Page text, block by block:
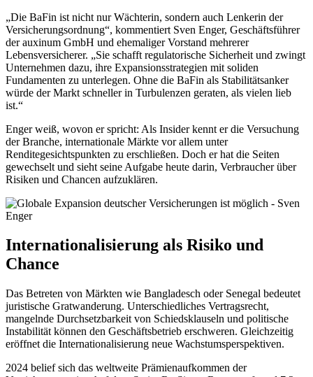
„Die BaFin ist nicht nur Wächterin, sondern auch Lenkerin der
Versicherungsordnung“, kommentiert Sven Enger, Geschäftsführer
der auxinum GmbH und ehemaliger Vorstand mehrerer
Lebensversicherer. „Sie schafft regulatorische Sicherheit und zwingt
Unternehmen dazu, ihre Expansionsstrategien mit soliden
Fundamenten zu unterlegen. Ohne die BaFin als Stabilitätsanker
würde der Markt schneller in Turbulenzen geraten, als vielen lieb
ist.“
Enger weiß, wovon er spricht: Als Insider kennt er die Versuchung
der Branche, internationale Märkte vor allem unter
Renditegesichtspunkten zu erschließen. Doch er hat die Seiten
gewechselt und sieht seine Aufgabe heute darin, Verbraucher über
Risiken und Chancen aufzuklären.
Internationalisierung als Risiko und
Chance
Das Betreten von Märkten wie Bangladesch oder Senegal bedeutet
juristische Gratwanderung. Unterschiedliches Vertragsrecht,
mangelnde Durchsetzbarkeit von Schiedsklauseln und politische
Instabilität können den Geschäftsbetrieb erschweren. Gleichzeitig
eröffnet die Internationalisierung neue Wachstumsperspektiven.
2024 belief sich das weltweite Prämienaufkommen der